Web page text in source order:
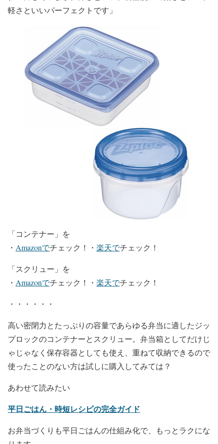
軽さといいパーフェクトです」
「コンテナー」を
・ Amazonでチェック！・ 楽天でチェック！
「スクリュー」を
・ Amazonでチェック！・ 楽天でチェック！
・・・・・・
高い密閉力とたっぷりの容量であらゆる弁当に適したジッ
プロックのコンテナーとスクリュー。弁当箱としてだけじ
ゃじゃなく保存容器としても使え、重ねて収納できるので
使ったことのない方は試しに購入してみては？
あわせて読みたい
平日ごはん・時短レシピの完全ガイド
お弁当づくりも平日ごはんの仕組み化で、もっとラクにな